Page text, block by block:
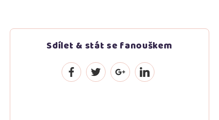
Sdílet & stát se fanouškem